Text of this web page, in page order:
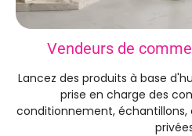
Vendeurs de
Lancez des produits à base
prise en charge des
conditionnement,